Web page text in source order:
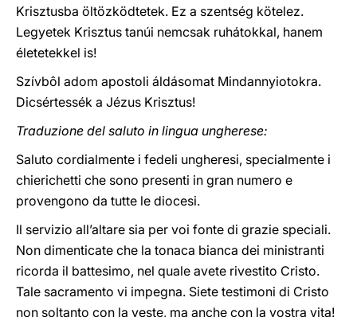
Krisztusba öltözködtetek. Ez a szentség kötelez.
Legyetek Krisztus tanúi nemcsak ruhátokkal, hanem
életetekkel is!
Szívbôl adom apostoli áldásomat Mindannyiotokra.
Dicsértessék a Jézus Krisztus!
Traduzione del saluto in lingua ungherese:
Saluto cordialmente i fedeli ungheresi, specialmente i
chierichetti che sono presenti in gran numero e
provengono da tutte le diocesi.
Il servizio all’altare sia per voi fonte di grazie speciali.
Non dimenticate che la tonaca bianca dei ministranti
ricorda il battesimo, nel quale avete rivestito Cristo.
Tale sacramento vi impegna. Siete testimoni di Cristo
non soltanto con la veste, ma anche con la vostra vita!